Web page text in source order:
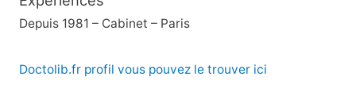
Depuis 1981 – Cabinet – Paris
Doctolib.fr profil vous pouvez le trouver ici